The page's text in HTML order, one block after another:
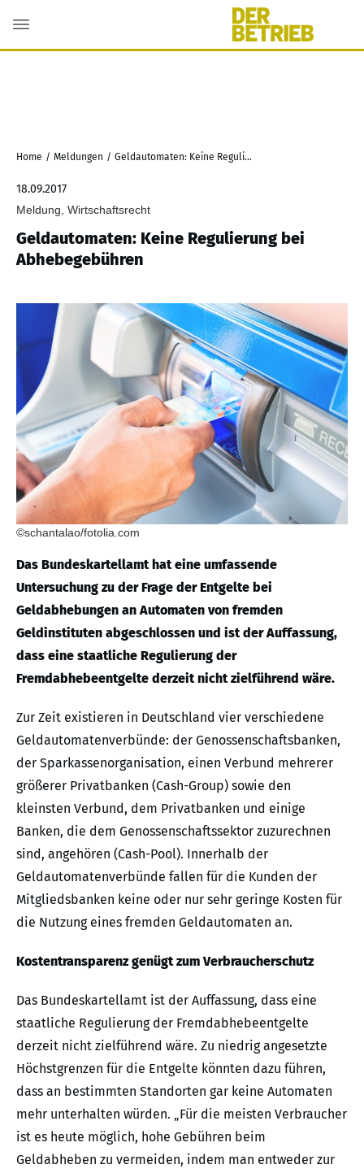
Home / Meldungen / Geldautomaten: Keine Regulierung bei Abhebegebühren
18.09.2017
Meldung, Wirtschaftsrecht
Geldautomaten: Keine Regulierung bei
Abhebegebühren
©schantalao/fotolia.com
Das Bundeskartellamt hat eine umfassende
Untersuchung zu der Frage der Entgelte bei
Geldabhebungen an Automaten von fremden
Geldinstituten abgeschlossen und ist der Auffassung,
dass eine staatliche Regulierung der
Fremdabhebeentgelte derzeit nicht zielführend wäre.
Zur Zeit existieren in Deutschland vier verschiedene
Geldautomatenverbünde: der Genossenschaftsbanken,
der Sparkassenorganisation, einen Verbund mehrerer
größerer Privatbanken (Cash-Group) sowie den
kleinsten Verbund, dem Privatbanken und einige
Banken, die dem Genossenschaftssektor zuzurechnen
sind, angehören (Cash-Pool). Innerhalb der
Geldautomatenverbünde fallen für die Kunden der
Mitgliedsbanken keine oder nur sehr geringe Kosten für
die Nutzung eines fremden Geldautomaten an.
Kostentransparenz genügt zum Verbraucherschutz
Das Bundeskartellamt ist der Auffassung, dass eine
staatliche Regulierung der Fremdabhebeentgelte
derzeit nicht zielführend wäre. Zu niedrig angesetzte
Höchstgrenzen für die Entgelte könnten dazu führen,
dass an bestimmten Standorten gar keine Automaten
mehr unterhalten würden. „Für die meisten Verbraucher
ist es heute möglich, hohe Gebühren beim
Geldabheben zu vermeiden, indem man entweder zur